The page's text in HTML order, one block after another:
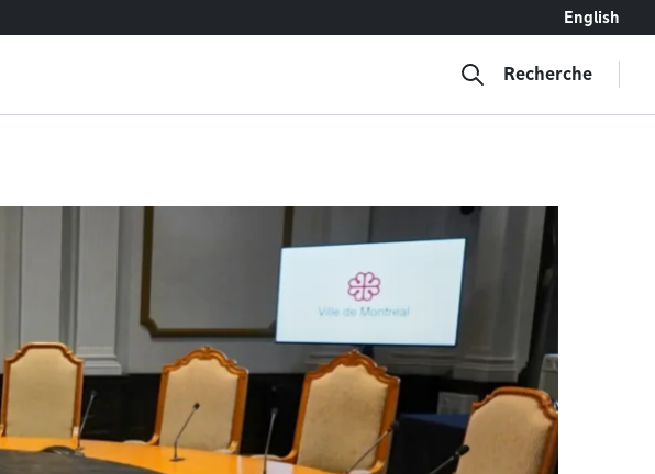
English
Recherche